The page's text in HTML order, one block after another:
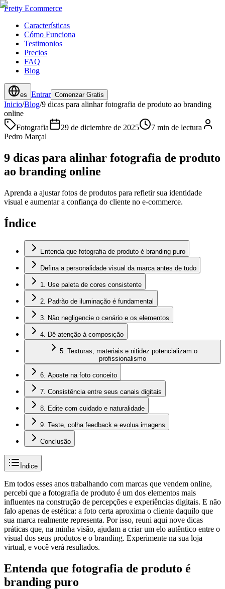
Pretty Ecommerce
Características
Cómo Funciona
Testimonios
Precios
FAQ
Blog
es Entrar Comenzar Gratis
Inicio/Blog/9 dicas para alinhar fotografia de produto ao branding
online
Fotografia
29 de diciembre de 2025
7 min de lectura
Pedro Marçal
9 dicas para alinhar fotografia de produto
ao branding online
Aprenda a ajustar fotos de produtos para refletir sua identidade
visual e aumentar a confiança do cliente no e-commerce.
Índice
Entenda que fotografia de produto é branding puro
Defina a personalidade visual da marca antes de tudo
1. Use paleta de cores consistente
2. Padrão de iluminação é fundamental
3. Não negligencie o cenário e os elementos
4. Dê atenção à composição
5. Texturas, materiais e nitidez potencializam o
profissionalismo
6. Aposte na foto conceito
7. Consistência entre seus canais digitais
8. Edite com cuidado e naturalidade
9. Teste, colha feedback e evolua imagens
Conclusão
Índice
Em todos esses anos trabalhando com marcas que vendem online,
percebi que a fotografia de produto é um dos elementos mais
influentes na construção de percepções e experiências digitais. E não
falo apenas de estética: a foto certa aproxima o cliente daquilo que
sua marca realmente representa. Por isso, reuni aqui nove dicas
práticas que, na minha visão, ajudam a criar um elo autêntico entre o
visual dos seus produtos e o branding. Experimente na sua loja
virtual, e você verá resultados.
Entenda que fotografia de produto é
branding puro